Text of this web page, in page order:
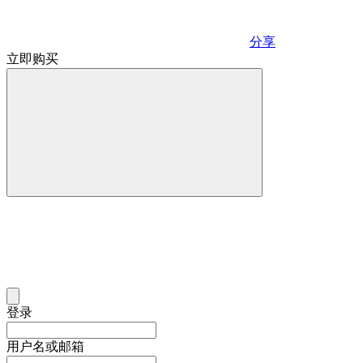
分享
立即购买
登录
用户名或邮箱